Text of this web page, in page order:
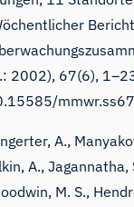
2002), 67(6),
A.,
A.,
M. S.,